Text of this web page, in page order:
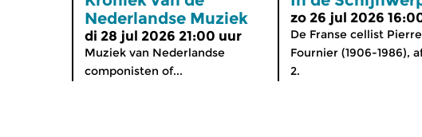
Nederlandse Muziek
di 28 jul 2026 21:00 uur
Muziek van Nederlandse
componisten of...
zo 26 jul 2026
De Franse cellist Pierre
Fournier (1906-1986),
2.